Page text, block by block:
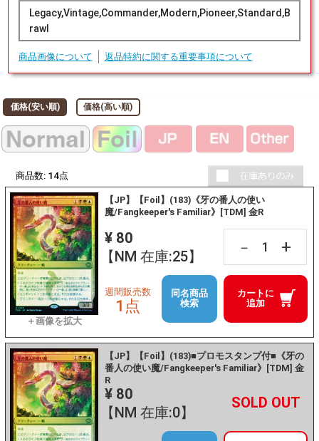
Legacy,Vintage,Commander,Modern,Pioneer,Standard,B
rawl
商品画像について 返品特約に関する重要事項について
価格(安い順) 価格(高い順)
商品数: 14点
【JP】【Foil】(183)《牙の番人の使い
魔/Fangkeeper's Familiar》[TDM] 金R
¥ 80
【NM 在庫:25】
－ +
カートに
追加
週間販売数
1点
同名商品
検索
【JP】【Foil】(183)■プロモスタンプ付■《牙の
番人の使い魔/Fangkeeper's Familiar》[TDM] 金
R
¥ 80
【NM 在庫:0】
－ +